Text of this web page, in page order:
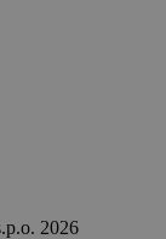
2026